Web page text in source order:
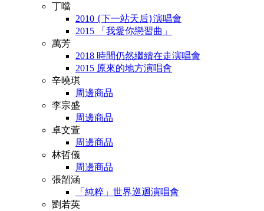
丁噹
2010 {下一站天后}演唱會
2015 「我愛你戀習曲」
萬芳
2018 時間仍然繼續在走演唱會
2015 原來的地方演唱會
辛曉琪
周邊商品
李宗盛
周邊商品
卓文萱
周邊商品
林哲儀
周邊商品
張韶涵
「純粹」世界巡迴演唱會
劉若英